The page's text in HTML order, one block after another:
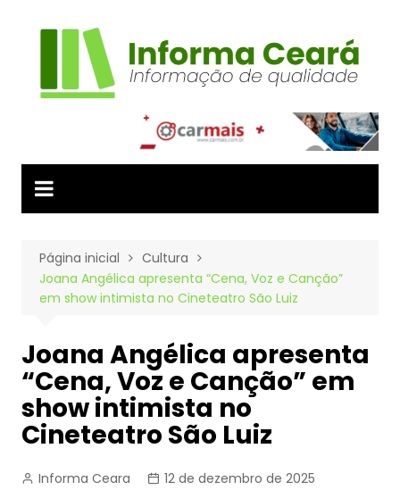
Página inicial
Cultura
Joana Angélica apresenta “Cena, Voz e Canção”
em show intimista no Cineteatro São Luiz
Joana Angélica apresenta
“Cena, Voz e Canção” em
show intimista no
Cineteatro São Luiz
Informa Ceara
12 de dezembro de 2025